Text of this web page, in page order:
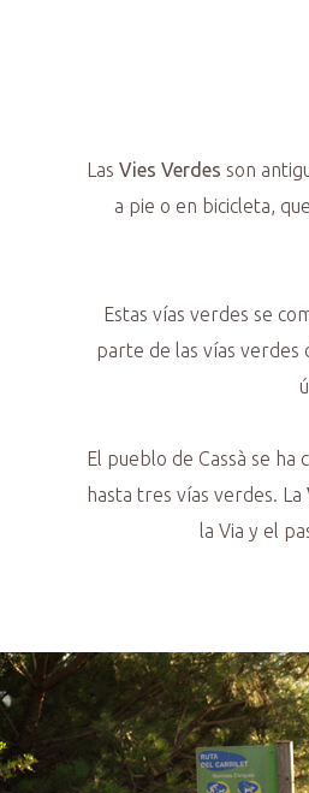
Las Vies Verdes son
a pie o en bicicleta,
Estas vías verdes se
parte de las vías verdes
El pueblo de Cassà se
hasta tres vías verdes. La
la Via y el